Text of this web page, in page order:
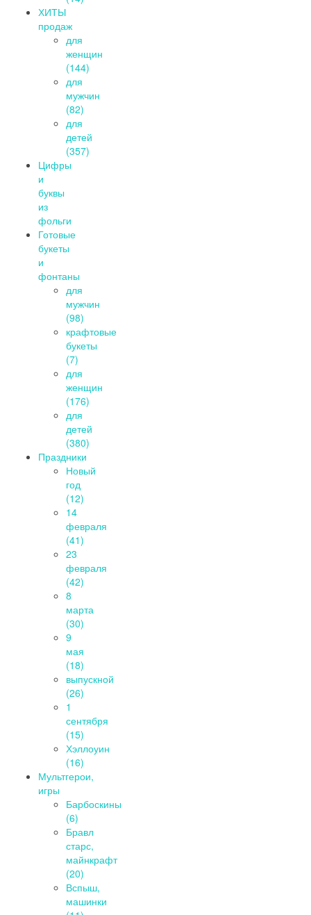
ХИТЫ
продаж
для
женщин
(144)
для
мужчин
(82)
для
детей
(357)
Цифры
и
буквы
из
фольги
Готовые
букеты
и
фонтаны
для
мужчин
(98)
крафтовые
букеты
(7)
для
женщин
(176)
для
детей
(380)
Праздники
Новый
год
(12)
14
февраля
(41)
23
февраля
(42)
8
марта
(30)
9
мая
(18)
выпускной
(26)
1
сентября
(15)
Хэллоуин
(16)
Мультгерои,
игры
Барбоскины
(6)
Бравл
старс,
майнкрафт
(20)
Вспыш,
машинки